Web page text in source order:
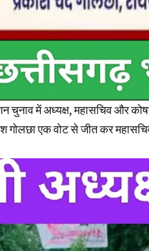
चुनाव में अध्यक्ष, महासचिव और
एक वोट से जीत कर